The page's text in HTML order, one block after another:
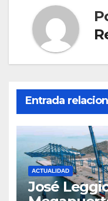
Entrada
ACTUALIDAD
José